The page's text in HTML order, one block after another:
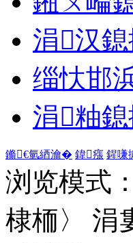
涓汉
缁忕邯
涓粙
鏅€氫綇瀹� 鍏瘬 鍟嗛
浏览模式：
棣栭〉 涓